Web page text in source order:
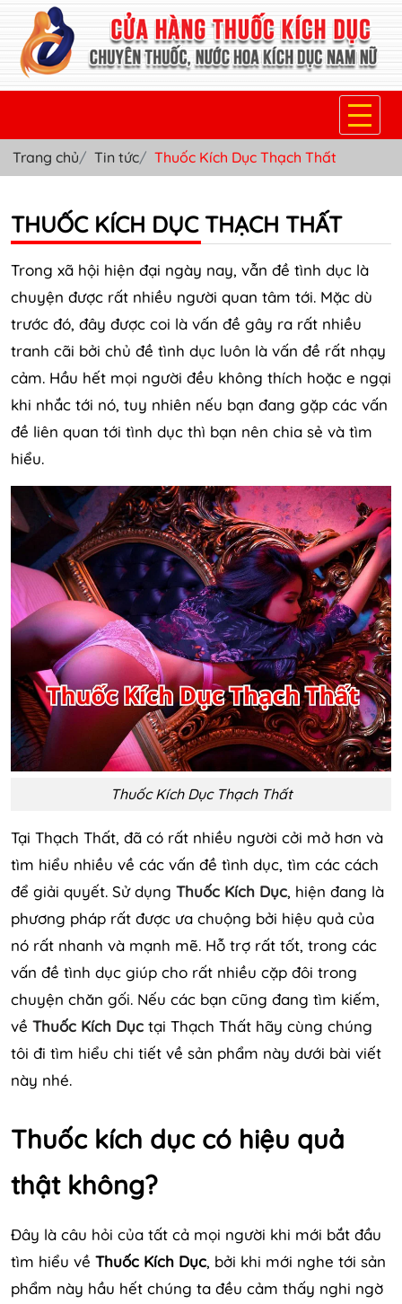
TRANG CHỦ
THUỐC NƯỚC KÍCH DỤC NAM
THUỐC VIÊN KÍCH DỤC NAM
SẢN PHẨM KHÁC
TIN TỨC & BLOG
Trang chủ Tin tức Thuốc Kích Dục Thạch Thất
THUỐC KÍCH DỤC THẠCH THẤT
Trong xã hội hiện đại ngày nay, vẫn đề tình dục là
chuyện được rất nhiều người quan tâm tới. Mặc dù
trước đó, đây được coi là vấn đề gây ra rất nhiều
tranh cãi bởi chủ đề tình dục luôn là vấn đề rất nhạy
cảm. Hầu hết mọi người đều không thích hoặc e ngại
khi nhắc tới nó, tuy nhiên nếu bạn đang gặp các vấn
đề liên quan tới tình dục thì bạn nên chia sẻ và tìm
hiểu.
Thuốc Kích Dục Thạch Thất
Tại Thạch Thất, đã có rất nhiều người cởi mở hơn và
tìm hiểu nhiều về các vấn đề tình dục, tìm các cách
để giải quyết. Sử dụng Thuốc Kích Dục, hiện đang là
phương pháp rất được ưa chuộng bởi hiệu quả của
nó rất nhanh và mạnh mẽ. Hỗ trợ rất tốt, trong các
vấn đề tình dục giúp cho rất nhiều cặp đôi trong
chuyện chăn gối. Nếu các bạn cũng đang tìm kiếm,
về Thuốc Kích Dục tại Thạch Thất hãy cùng chúng
tôi đi tìm hiểu chi tiết về sản phẩm này dưới bài viết
này nhé.
Thuốc kích dục có hiệu quả
thật không?
Đây là câu hỏi của tất cả mọi người khi mới bắt đầu
tìm hiểu về Thuốc Kích Dục, bởi khi mới nghe tới sản
phẩm này hầu hết chúng ta đều cảm thấy nghi ngờ